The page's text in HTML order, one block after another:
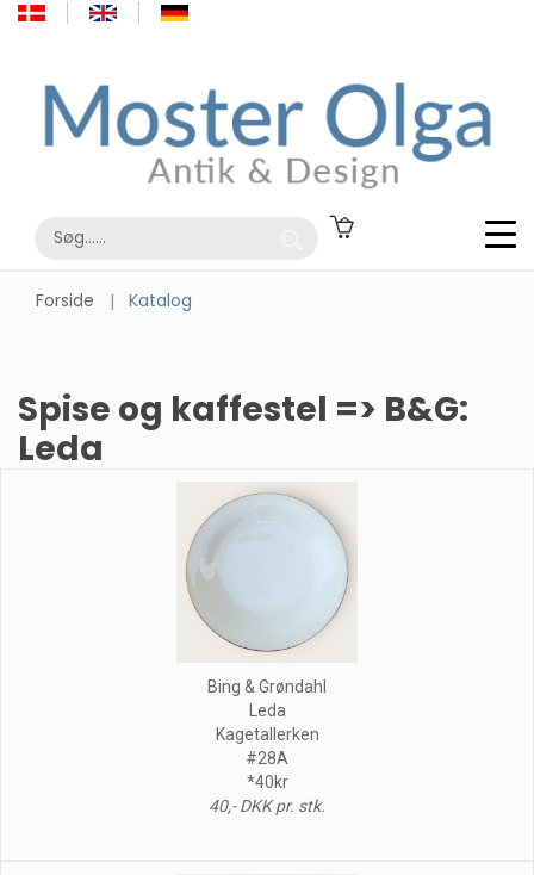
Forside Katalog
Spise og kaffestel => B&G:
Leda
Bing & Grøndahl
Leda
Kagetallerken
#28A
*40kr
40,- DKK pr. stk.